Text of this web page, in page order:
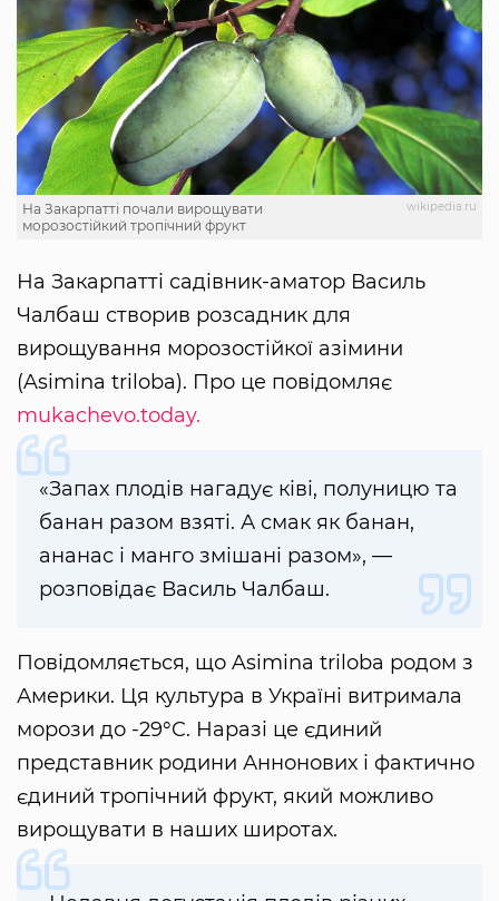
wikipedia.ru
На Закарпатті почали вирощувати
морозостійкий тропічний фрукт
На Закарпатті садівник-аматор Василь
Чалбаш створив розсадник для
вирощування морозостійкої азімини
(Asimina triloba). Про це повідомляє
mukachevo.today.
«Запах плодів нагадує ківі, полуницю та
банан разом взяті. А смак як банан,
ананас і манго змішані разом», —
розповідає Василь Чалбаш.
Повідомляється, що Asimina triloba родом з
Америки. Ця культура в Україні витримала
морози до -29°C. Наразі це єдиний
представник родини Аннонових і фактично
єдиний тропічний фрукт, який можливо
вирощувати в наших широтах.